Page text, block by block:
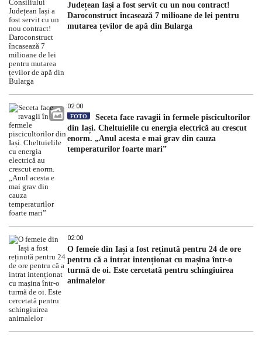
Județean Iași a fost servit cu un nou contract!
Daroconstruct încasează 7 milioane de lei pentru
mutarea țevilor de apă din Bularga
02:00
FOTO
Seceta face ravagii în fermele piscicultorilor
din Iași. Cheltuielile cu energia electrică au crescut
enorm. „Anul acesta e mai grav din cauza
temperaturilor foarte mari”
02:00
O femeie din Iași a fost reținută pentru 24 de ore
pentru că a intrat intenționat cu mașina într-o
turmă de oi. Este cercetată pentru schingiuirea
animalelor